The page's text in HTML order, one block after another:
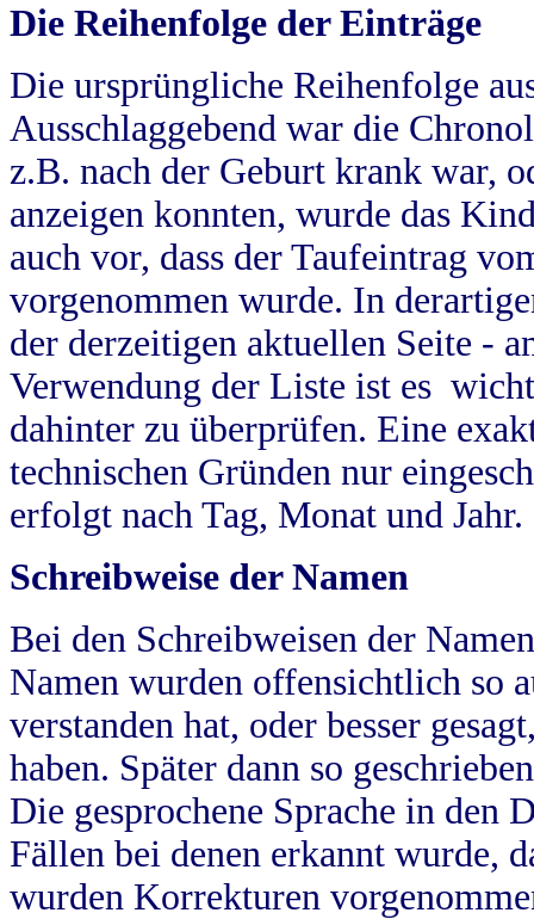
Die Reihenfolge der Einträge
Die ursprüngliche Reihenfolge
Ausschlaggebend war die
z.B. nach der Geburt krank war,
anzeigen konnten, wurde das
auch vor, dass der Taufeintrag
vorgenommen wurde. In
der derzeitigen aktuellen Seite -
Verwendung der Liste ist es
dahinter zu überprüfen. Eine
technischen Gründen nur
erfolgt nach Tag, Monat und Jahr.
Schreibweise der Namen
Bei den Schreibweisen der
Namen wurden offensichtlich so
verstanden hat, oder besser
haben. Später dann so
Die gesprochene Sprache in
Fällen bei denen erkannt wurde,
wurden Korrekturen